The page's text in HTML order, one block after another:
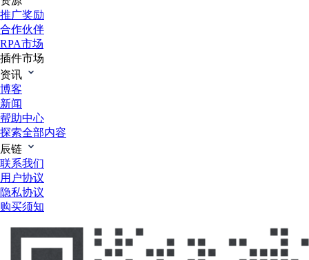
推广奖励
合作伙伴
RPA市场
插件市场
资讯
博客
新闻
帮助中心
探索全部内容
辰链
联系我们
用户协议
隐私协议
购买须知